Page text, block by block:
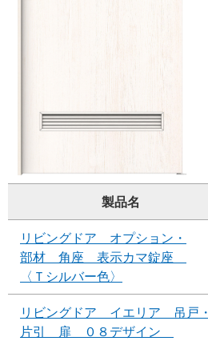
製品名
リビングドア オプション・
部材 角座 表示カマ錠座
〈Ｔシルバー色〉
リビングドア イエリア 吊戸・
片引 扉 ０８デザイン